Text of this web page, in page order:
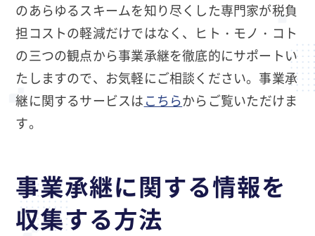
のあらゆるスキームを知り尽くした専門家が税負
担コストの軽減だけではなく、ヒト・モノ・コト
の三つの観点から事業承継を徹底的にサポートい
たしますので、お気軽にご相談ください。事業承
継に関するサービスはこちらからご覧いただけま
す。
事業承継に関する情報を
収集する方法